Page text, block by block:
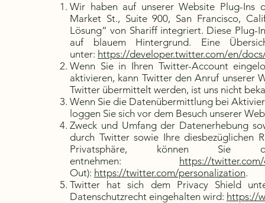
Wir haben auf unserer Website Plug-Ins
Market St., Suite 900, San Francisco,
Lösung“ von Shariff integriert. Diese Plug-
auf blauem Hintergrund. Eine
unter: https://developer.twitter.com/en/
Wenn Sie in Ihren Twitter-Account
aktivieren, kann Twitter den Anruf unserer
Twitter übermittelt werden, ist uns nicht
Wenn Sie die Datenübermittlung bei
loggen Sie sich vor dem Besuch unserer
Zweck und Umfang der Datenerhebung
durch Twitter sowie Ihre diesbezüglichen
Privatsphäre, können Sie
entnehmen: https://
Out): https://twitter.com/personalization.
Twitter hat sich dem Privacy Shield
Datenschutzrecht eingehalten wird: https://